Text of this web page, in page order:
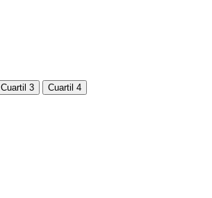
Cuartil 3 Cuartil 4